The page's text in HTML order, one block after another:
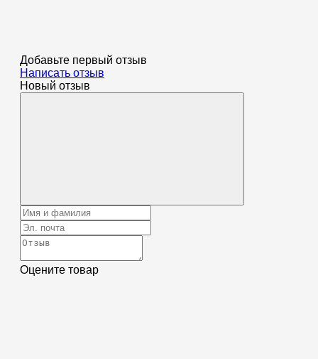
Добавьте первый отзыв
Написать отзыв
Новый отзыв
Оцените товар